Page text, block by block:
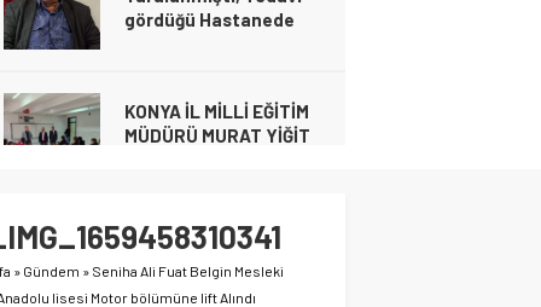
YARALI
Gündem
16 Kasım 2024 00:23
CİHANBEYLİ’DE
Gündem
krizi sonucu hayatını
Gündem
» Gündem » Seniha Ali Fuat Belgin Mesleki
lisesi Motor bölümüne lift Alındı